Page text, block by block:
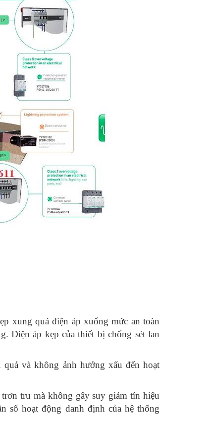
xung quá điện áp xuống mức an toàn
Điện áp kẹp của thiết bị chống sét lan
và không ảnh hưởng xấu đến hoạt
tru mà không gây suy giảm tín hiệu
số hoạt động danh định của hệ thống